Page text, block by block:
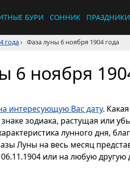
БУРИ СОННИК ПРАЗДНИКИ
года› Фаза луны 6 ноября 1904 года
6 ноября
интересующую Вас дату.
зодиака, растущая или
лунного дня,
Луны на весь месяц
или на любую другую